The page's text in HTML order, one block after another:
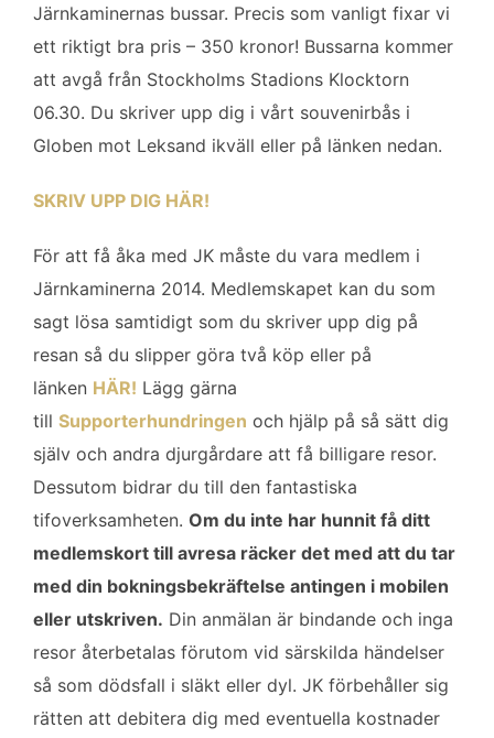
Järnkaminernas bussar. Precis som vanligt fixar vi
ett riktigt bra pris – 350 kronor! Bussarna kommer
att avgå från Stockholms Stadions Klocktorn
06.30. Du skriver upp dig i vårt souvenirbås i
Globen mot Leksand ikväll eller på länken nedan.
SKRIV UPP DIG HÄR!
För att få åka med JK måste du vara medlem i
Järnkaminerna 2014. Medlemskapet kan du som
sagt lösa samtidigt som du skriver upp dig på
resan så du slipper göra två köp eller på
länken HÄR! Lägg gärna
till Supporterhundringen och hjälp på så sätt dig
själv och andra djurgårdare att få billigare resor.
Dessutom bidrar du till den fantastiska
tifoverksamheten. Om du inte har hunnit få ditt
medlemskort till avresa räcker det med att du tar
med din bokningsbekräftelse antingen i mobilen
eller utskriven. Din anmälan är bindande och inga
resor återbetalas förutom vid särskilda händelser
så som dödsfall i släkt eller dyl. JK förbehåller sig
rätten att debitera dig med eventuella kostnader